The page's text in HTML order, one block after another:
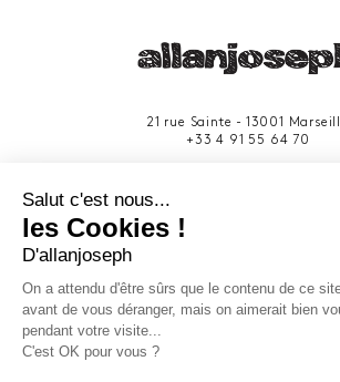
21 rue Sainte - 13001
+33 4 91 55 64 70
Provence-Alpes-Côte
Salut c'est nous...
les Cookies !
D'allanjoseph
On a attendu d'être sûrs que le contenu de ce
avant de vous déranger, mais on aimerait bien
pendant votre visite...
C'est OK pour vous ?